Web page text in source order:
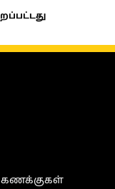
கணக்குகள்